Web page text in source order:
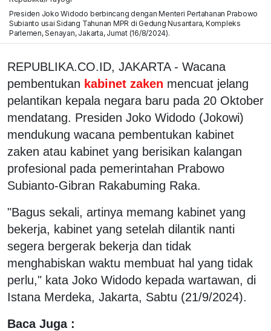
Presiden Joko Widodo berbincang dengan Menteri Pertahanan Prabowo
Subianto usai Sidang Tahunan MPR di Gedung Nusantara, Kompleks
Parlemen, Senayan, Jakarta, Jumat (16/8/2024).
REPUBLIKA.CO.ID, JAKARTA - Wacana
pembentukan kabinet zaken mencuat jelang
pelantikan kepala negara baru pada 20 Oktober
mendatang. Presiden Joko Widodo (Jokowi)
mendukung wacana pembentukan kabinet
zaken atau kabinet yang berisikan kalangan
profesional pada pemerintahan Prabowo
Subianto-Gibran Rakabuming Raka.
"Bagus sekali, artinya memang kabinet yang
bekerja, kabinet yang setelah dilantik nanti
segera bergerak bekerja dan tidak
menghabiskan waktu membuat hal yang tidak
perlu," kata Joko Widodo kepada wartawan, di
Istana Merdeka, Jakarta, Sabtu (21/9/2024).
Baca Juga :